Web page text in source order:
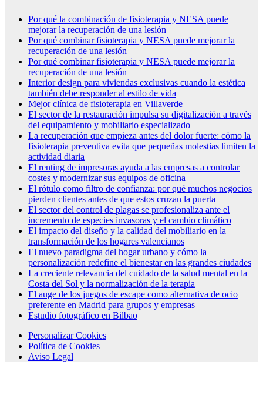
Por qué la combinación de fisioterapia y NESA puede
mejorar la recuperación de una lesión
Por qué combinar fisioterapia y NESA puede mejorar la
recuperación de una lesión
Por qué combinar fisioterapia y NESA puede mejorar la
recuperación de una lesión
Interior design para viviendas exclusivas cuando la estética
también debe responder al estilo de vida
Mejor clínica de fisioterapia en Villaverde
El sector de la restauración impulsa su digitalización a través
del equipamiento y mobiliario especializado
La recuperación que empieza antes del dolor fuerte: cómo la
fisioterapia preventiva evita que pequeñas molestias limiten la
actividad diaria
El renting de impresoras ayuda a las empresas a controlar
costes y modernizar sus equipos de oficina
El rótulo como filtro de confianza: por qué muchos negocios
pierden clientes antes de que estos cruzan la puerta
El sector del control de plagas se profesionaliza ante el
incremento de especies invasoras y el cambio climático
El impacto del diseño y la calidad del mobiliario en la
transformación de los hogares valencianos
El nuevo paradigma del hogar urbano y cómo la
personalización redefine el bienestar en las grandes ciudades
La creciente relevancia del cuidado de la salud mental en la
Costa del Sol y la normalización de la terapia
El auge de los juegos de escape como alternativa de ocio
preferente en Madrid para grupos y empresas
Estudio fotográfico en Bilbao
Personalizar Cookies
Política de Cookies
Aviso Legal